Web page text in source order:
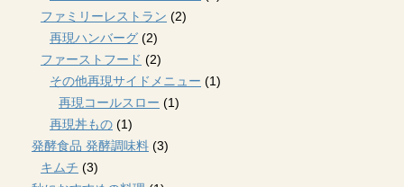
ファミリーレストラン (2)
再現ハンバーグ (2)
ファーストフード (2)
その他再現サイドメニュー (1)
再現コールスロー (1)
再現丼もの (1)
発酵食品 発酵調味料 (3)
キムチ (3)